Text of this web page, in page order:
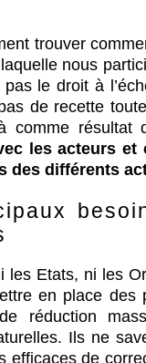
trouver
nous
pas le droit à
de recette
comme
les acteurs et
des différents
les Etats, ni les
en place des
réduction
Ils ne
efficaces de